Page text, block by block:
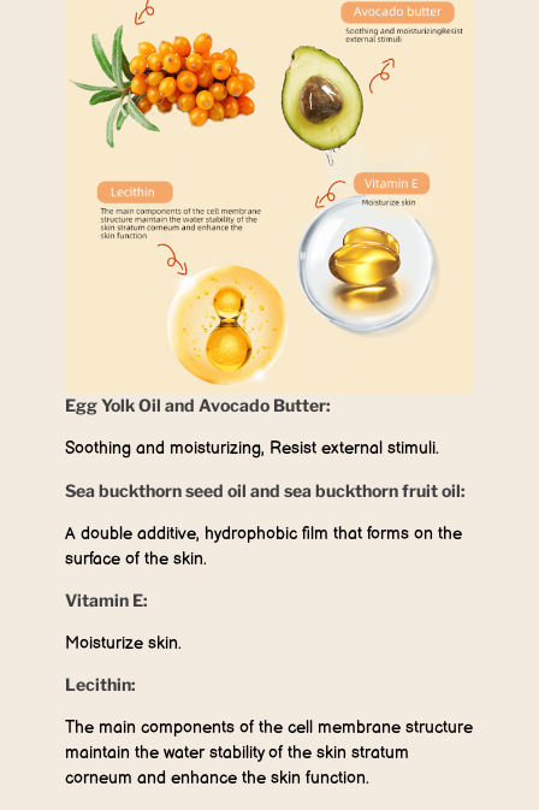
Egg Yolk Oil and Avocado Butter:
Soothing and moisturizing, Resist external stimuli.
Sea buckthorn seed oil and sea buckthorn fruit oil:
A double additive, hydrophobic film that forms on the
surface of the skin.
Vitamin E:
Moisturize skin.
Lecithin:
The main components of the cell membrane structure
maintain the water stability of the skin stratum
corneum and enhance the skin function.